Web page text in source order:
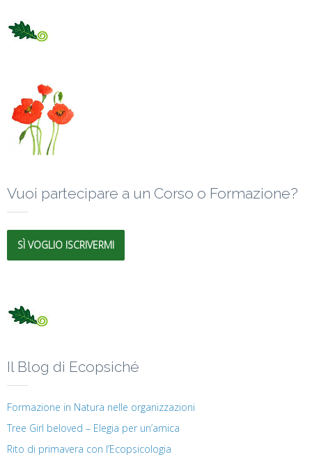
Vuoi partecipare a un Corso o Formazione?
SÌ VOGLIO ISCRIVERMI
Il Blog di Ecopsiché
Formazione in Natura nelle organizzazioni
Tree Girl beloved – Elegia per un’amica
Rito di primavera con l’Ecopsicologia